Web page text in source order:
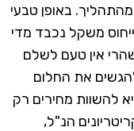
מהתהליך. באופן טבעי
משקל נכבד מדי
אין טעם לשלם
את החלום
להשוות מחירים רק
הנ"ל,